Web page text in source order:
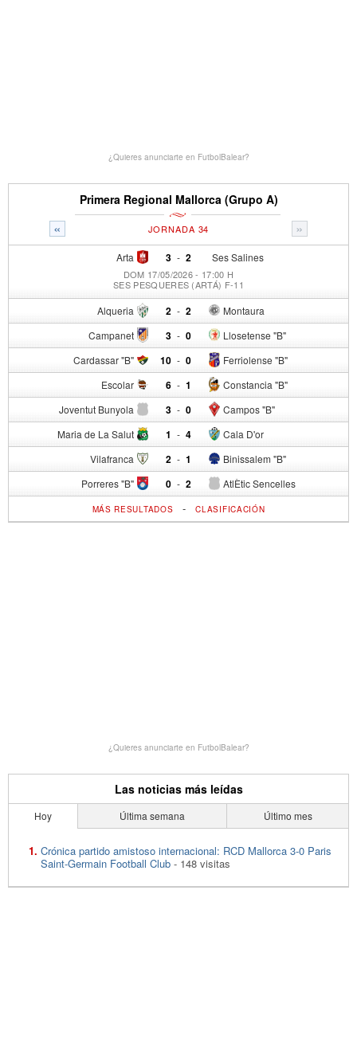
¿Quieres anunciarte en FutbolBalear?
Primera Regional Mallorca (Grupo A)
« »
JORNADA 34
Arta 3 - Ses Salines
2
DOM 17/05/2026 - 17:00 H
SES PESQUERES (ARTÁ) F-11
Alqueria 2 - Montaura
2
Campanet 3 - Llosetense "B"
0
Cardassar "B" 10 - Ferriolense "B"
0
Escolar 6 - Constancia "B"
1
Joventut Bunyola 3 - Campos "B"
0
Maria de La Salut 1 - Cala D'or
4
Vilafranca 2 - Binissalem "B"
1
Porreres "B" 0 - AtlÈtic Sencelles
2
MÁS RESULTADOS -CLASIFICACIÓN
¿Quieres anunciarte en FutbolBalear?
Las noticias más leídas
Hoy Última semana Último mes
Crónica partido amistoso internacional: RCD Mallorca 3-0 Paris
Saint-Germain Football Club - 148 visitas